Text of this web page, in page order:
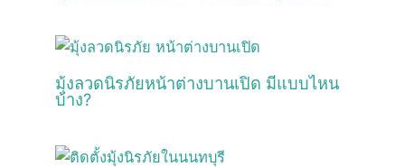
มุ้งลวดนิรภัยหน้าต่างบานเปิด มีแบบไหน
บ้าง?